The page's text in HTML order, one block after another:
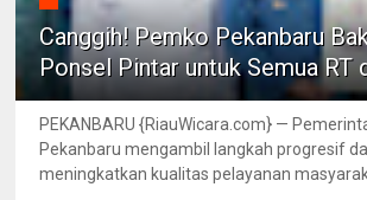
Canggih! Pemko Pekanbaru
Ponsel Pintar untuk Semua RT
PEKANBARU {RiauWicara.com} —
Pekanbaru mengambil langkah progresif
meningkatkan kualitas pelayanan